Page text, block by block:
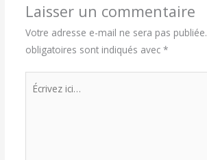
Laisser un commentaire
Votre adresse e-mail ne sera pas publiée.
obligatoires sont indiqués avec *
Écrivez